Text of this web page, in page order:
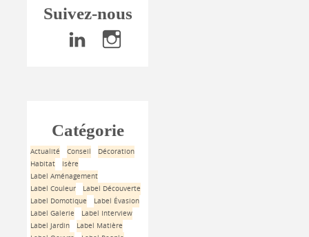
Suivez-nous
Catégorie
Actualité Conseil
Décoration
Habitat
Isère
Label Aménagement
Label Couleur
Label Découverte
Label Domotique
Label Évasion
Label Galerie
Label Interview
Label Jardin
Label Matière